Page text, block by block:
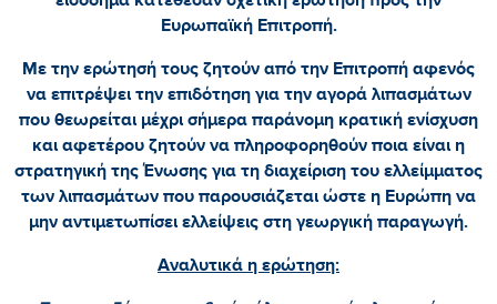
Ευρωπαϊκή Επιτροπή.
Με την ερώτησή τους ζητούν από την Επιτροπή αφενός
να επιτρέψει την επιδότηση για την αγορά λιπασμάτων
που θεωρείται μέχρι σήμερα παράνομη κρατική ενίσχυση
και αφετέρου ζητούν να πληροφορηθούν ποια είναι η
στρατηγική της Ένωσης για τη διαχείριση του ελλείμματος
των λιπασμάτων που παρουσιάζεται ώστε η Ευρώπη να
μην αντιμετωπίσει ελλείψεις στη γεωργική παραγωγή.
Αναλυτικά η ερώτηση: